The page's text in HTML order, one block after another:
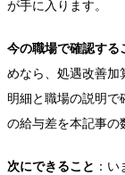
が手に入ります。
今の職場で確認する
めなら、処遇改善加
明細と職場の説明で
の給与差を本記事の
次にできること ：